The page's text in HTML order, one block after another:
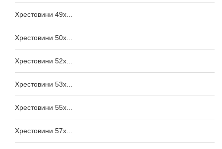
Хрестовини 49x...
Хрестовини 50x...
Хрестовини 52x...
Хрестовини 53x...
Хрестовини 55x...
Хрестовини 57x...